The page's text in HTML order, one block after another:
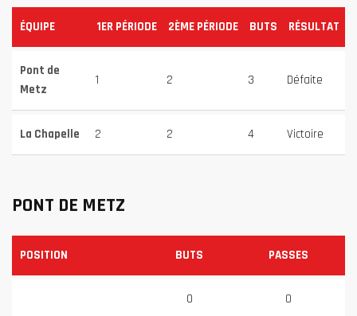
ÉQUIPE 1ER PÉRIODE 2ÈME PÉRIODE BUTS RÉSULTAT
Pont de
Metz
1 2 3 Défaite
La Chapelle 2 2 4 Victoire
PONT DE METZ
POSITION BUTS PASSES
0 0